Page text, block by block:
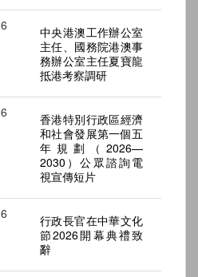
中央港澳工作辦公室
主任、國務院港澳事
務辦公室主任夏寶龍
抵港考察調研
香港特別行政區經濟
和社會發展第一個五
年規劃（2026—
2030）公眾諮詢電
視宣傳短片
行政長官在中華文化
節2026開幕典禮致
辭